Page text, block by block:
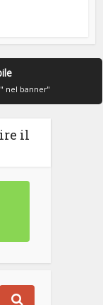
nel banner"
il